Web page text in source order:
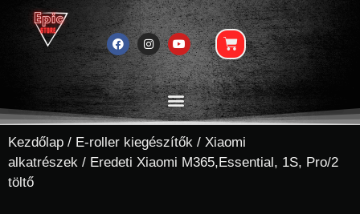
Kezdőlap / E-roller kiegészítők / Xiaomi
alkatrészek / Eredeti Xiaomi M365,Essential, 1S, Pro/2
töltő